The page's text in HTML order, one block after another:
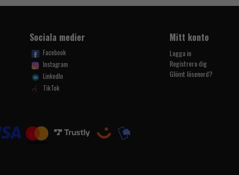
Sociala medier
Facebook
Instagram
LinkedIn
TikTok
Mitt konto
Logga in
Registrera dig
Glömt lösenord?